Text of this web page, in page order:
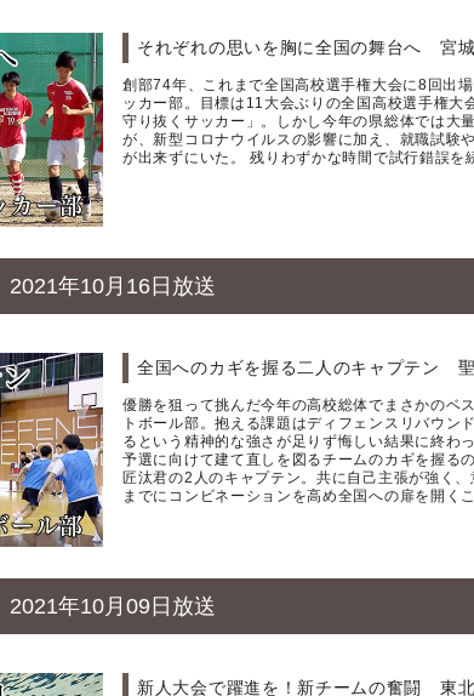
それぞれの思いを胸に全国の舞台へ 宮
創部74年、これまで全国高校選手権大会に8回出
ッカー部。目標は11大会ぶりの全国高校選手権大
守り抜くサッカー」。しかし今年の県総体では大
が、新型コロナウイルスの影響に加え、就職試験
が出来ずにいた。 残りわずかな時間で試行錯誤を
2021年10月16日放送
全国へのカギを握る二人のキャプテン
優勝を狙って挑んだ今年の高校総体でまさかのベ
トボール部。抱える課題はディフェンスリバウン
るという精神的な強さが足りず悔しい結果に終わ
予選に向けて建て直しを図るチームのカギを握る
匠汰君の2人のキャプテン。共に自己主張が強く
までにコンビネーションを高め全国への扉を開く
2021年10月09日放送
新人大会で躍進を！新チームの奮闘 東